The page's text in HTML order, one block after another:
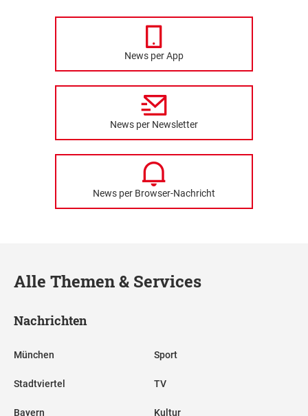
News per App
News per Newsletter
News per Browser-Nachricht
Alle Themen & Services
Nachrichten
München
Stadtviertel
Bayern
Sport
TV
Kultur